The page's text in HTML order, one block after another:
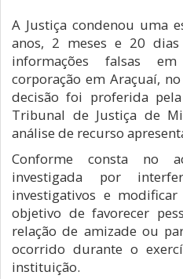
A Justiça condenou uma
anos, 2 meses e 20
informações falsas
corporação em Araçuaí,
decisão foi proferida
Tribunal de Justiça de
análise de recurso
Conforme consta no
investigada por
investigativos e
objetivo de favorecer
relação de amizade ou
ocorrido durante o
instituição.